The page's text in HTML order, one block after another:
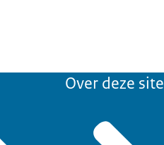
Over deze site